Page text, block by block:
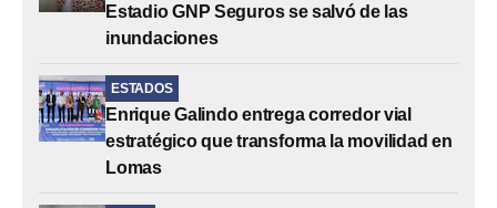
Estadio GNP Seguros se salvó de las
inundaciones
ESTADOS
Enrique Galindo entrega corredor vial
estratégico que transforma la movilidad en
Lomas